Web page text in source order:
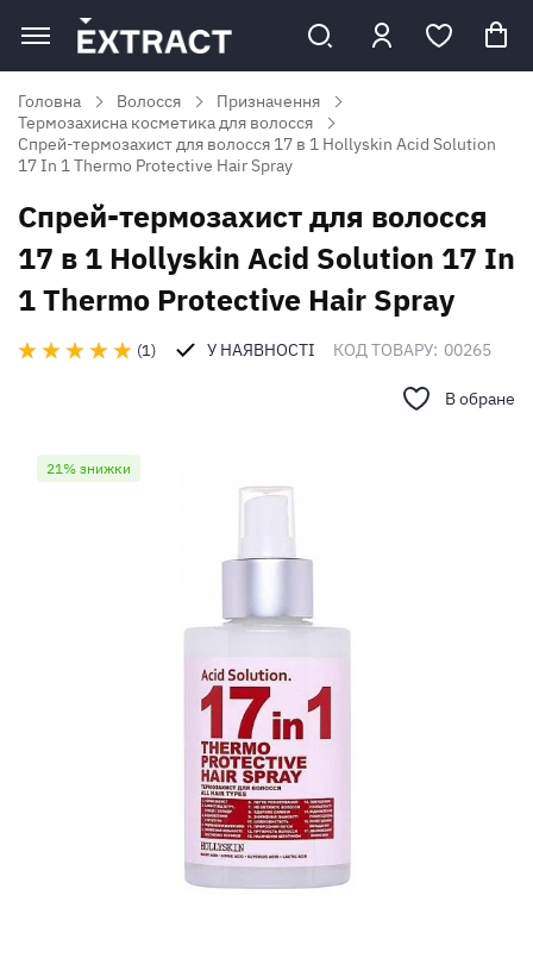
Головна Волосся
Призначення
Термозахисна косметика для волосся
Спрей-термозахист для волосся 17 в 1 Hollyskin Acid Solution
17 In 1 Thermo Protective Hair Spray
Спрей-термозахист для волосся
17 в 1 Hollyskin Acid Solution 17 In
1 Thermo Protective Hair Spray
21% знижки
1 У НАЯВНОСТІ КОД ТОВАРУ: 00265
В обране